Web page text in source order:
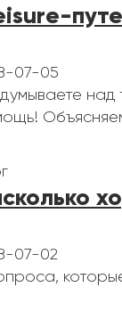
07-05
над
07-02